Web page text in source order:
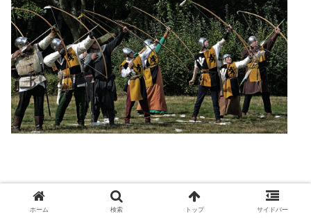
ホーム 検索 トップ サイドバー